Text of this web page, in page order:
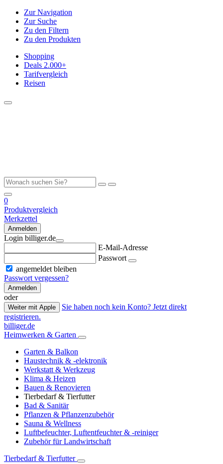
Zur Navigation
Zur Suche
Zu den Filtern
Zu den Produkten
Shopping
Deals 2.000+
Tarifvergleich
Reisen
0
Produktvergleich
Merkzettel
Anmelden
Login billiger.de
E-Mail-Adresse
Passwort
angemeldet bleiben
Passwort vergessen?
Anmelden
oder
Weiter mit Apple
Sie haben noch kein Konto? Jetzt direkt
registrieren.
billiger.de
Heimwerken & Garten
Garten & Balkon
Haustechnik & -elektronik
Werkstatt & Werkzeug
Klima & Heizen
Bauen & Renovieren
Tierbedarf & Tierfutter
Bad & Sanitär
Pflanzen & Pflanzenzubehör
Sauna & Wellness
Luftbefeuchter, Luftentfeuchter & -reiniger
Zubehör für Landwirtschaft
Tierbedarf & Tierfutter